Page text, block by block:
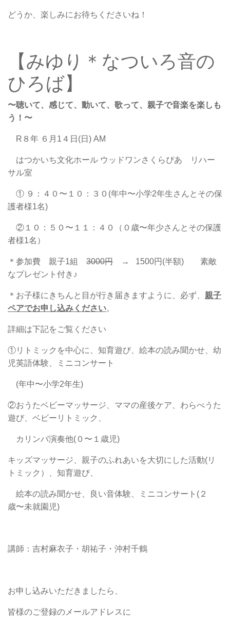
どうか、楽しみにお待ちくださいね！
【みゆり＊なついろ音の
ひろば】
〜聴いて、感じて、動いて、歌って、親子で音楽を楽しも
う！〜
R８年 ６月1４日(日) AM
はつかいち文化ホール ウッドワンさくらぴあ リハー
サル室
① ９：４０〜１０：３０(年中〜小学2年生さんとその保
護者様1名)
②１０：５０〜１１：４０（０歳〜年少さんとその保護
者様1名）
＊参加費 親子1組 3000円 → 1500円(半額) 素敵
なプレゼント付き♪
＊お子様にきちんと目が行き届きますように、必ず、 親子
ペアでお申し込みください。
詳細は下記をご覧ください
①リトミックを中心に、知育遊び、絵本の読み聞かせ、幼
児英語体験、ミニコンサート
(年中〜小学2年生)
②おうたベビーマッサージ、ママの産後ケア、わらべうた
遊び、ベビーリトミック、
カリンバ演奏他(０〜１歳児)
キッズマッサージ、親子のふれあいを大切にした活動(リ
トミック）、知育遊び、
絵本の読み聞かせ、良い音体験、ミニコンサート(２
歳〜未就園児)
講師：吉村麻衣子・胡祐子・沖村千鶴
お申し込みいただきましたら、
皆様のご登録のメールアドレスに